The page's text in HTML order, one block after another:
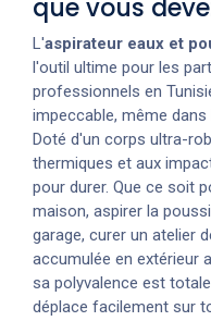
que vous
L'aspirateur eaux et
l'outil ultime pour les
professionnels en
impeccable, même
Doté d'un corps ultra-
thermiques et aux
pour durer. Que ce soit
maison, aspirer la
garage, curer un atelier
accumulée en extérieur
sa polyvalence est
déplace facilement sur